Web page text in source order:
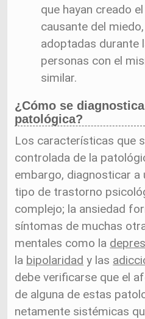
que hayan creado
causante del
adoptadas durante
personas con el
similar.
¿Cómo se
patológica?
Los características que
controlada de la
embargo, diagnosticar a
tipo de trastorno
complejo; la ansiedad
síntomas de muchas
mentales como la
la bipolaridad y las
debe verificarse que el
de alguna de estas
netamente sistémicas